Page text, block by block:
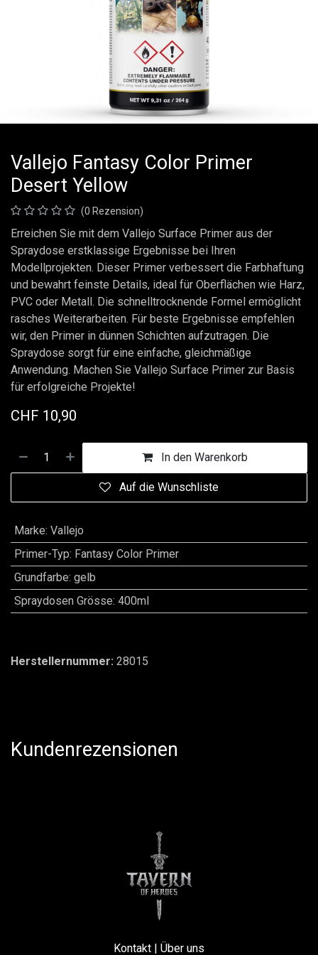
Vallejo Fantasy Color Primer
Desert Yellow
(0 Rezension)
Erreichen Sie mit dem Vallejo Surface Primer aus der
Spraydose erstklassige Ergebnisse bei Ihren
Modellprojekten. Dieser Primer verbessert die Farbhaftung
und bewahrt feinste Details, ideal für Oberflächen wie Harz,
PVC oder Metall. Die schnelltrocknende Formel ermöglicht
rasches Weiterarbeiten. Für beste Ergebnisse empfehlen
wir, den Primer in dünnen Schichten aufzutragen. Die
Spraydose sorgt für eine einfache, gleichmäßige
Anwendung. Machen Sie Vallejo Surface Primer zur Basis
für erfolgreiche Projekte!
CHF 10,90
In den Warenkorb
Auf die Wunschliste
Marke: Vallejo
Primer-Typ: Fantasy Color Primer
Grundfarbe: gelb
Spraydosen Grösse: 400ml
Herstellernummer: 28015
Kundenrezensionen
Kontakt Über uns